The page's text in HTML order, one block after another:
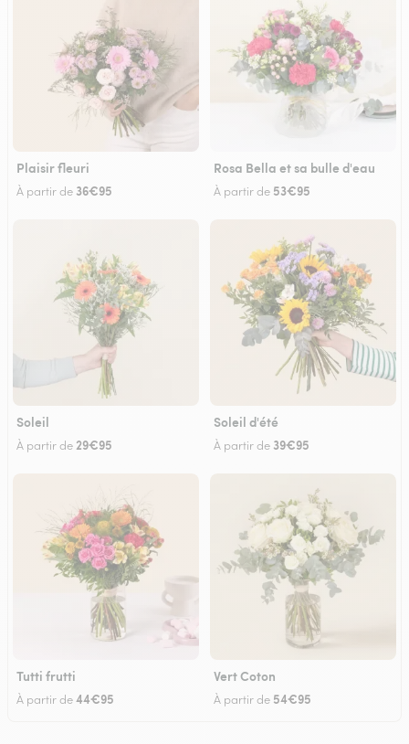
Plaisir fleuri
À partir de 36€95
Rosa Bella et sa bulle d'eau
À partir de 53€95
Soleil
À partir de 29€95
Soleil d'été
À partir de 39€95
Tutti frutti
À partir de44€95
Vert Coton
À partir de 54€95